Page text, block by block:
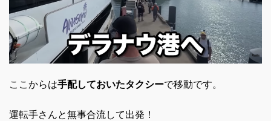
ここからは手配しておいたタクシーで移動です。
運転手さんと無事合流して出発！